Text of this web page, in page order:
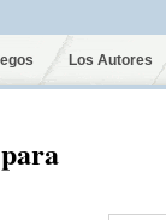
Los Autores